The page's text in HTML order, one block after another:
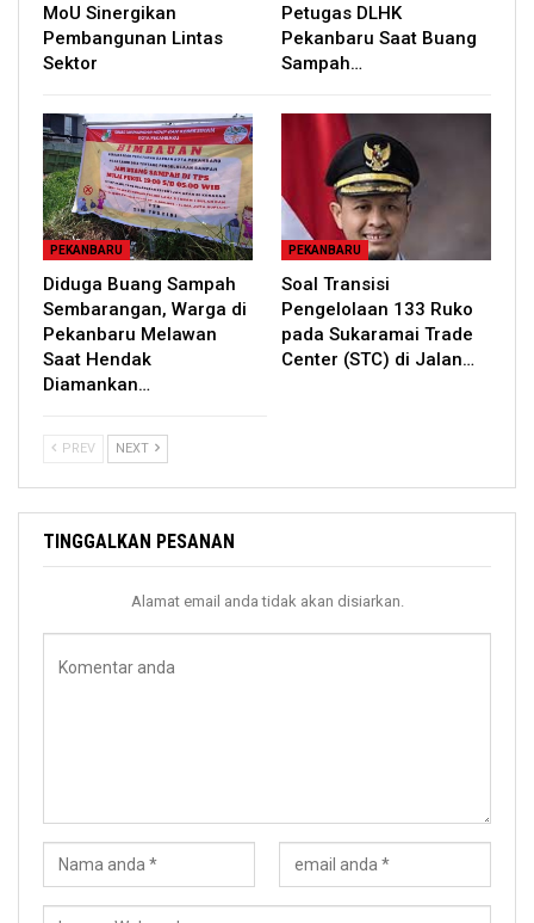
MoU Sinergikan
Pembangunan Lintas
Sektor
Petugas DLHK
Pekanbaru Saat Buang
Sampah…
PEKANBARU
Diduga Buang Sampah
Sembarangan, Warga di
Pekanbaru Melawan
Saat Hendak
Diamankan…
PEKANBARU
Soal Transisi
Pengelolaan 133 Ruko
pada Sukaramai Trade
Center (STC) di Jalan…
PREV NEXT
TINGGALKAN PESANAN
Alamat email anda tidak akan disiarkan.